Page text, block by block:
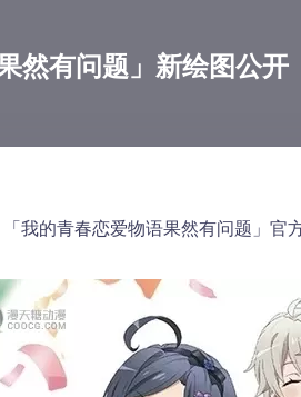
然有问题」新绘图公开
我的青春恋爱物语果然有问题」官